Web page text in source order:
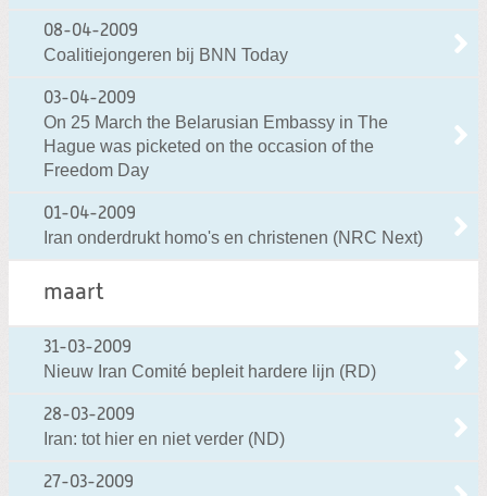
08-04-2009
Coalitiejongeren bij BNN Today
03-04-2009
On 25 March the Belarusian Embassy in The
Hague was picketed on the occasion of the
Freedom Day
01-04-2009
Iran onderdrukt homo's en christenen (NRC Next)
maart
31-03-2009
Nieuw Iran Comité bepleit hardere lijn (RD)
28-03-2009
Iran: tot hier en niet verder (ND)
27-03-2009